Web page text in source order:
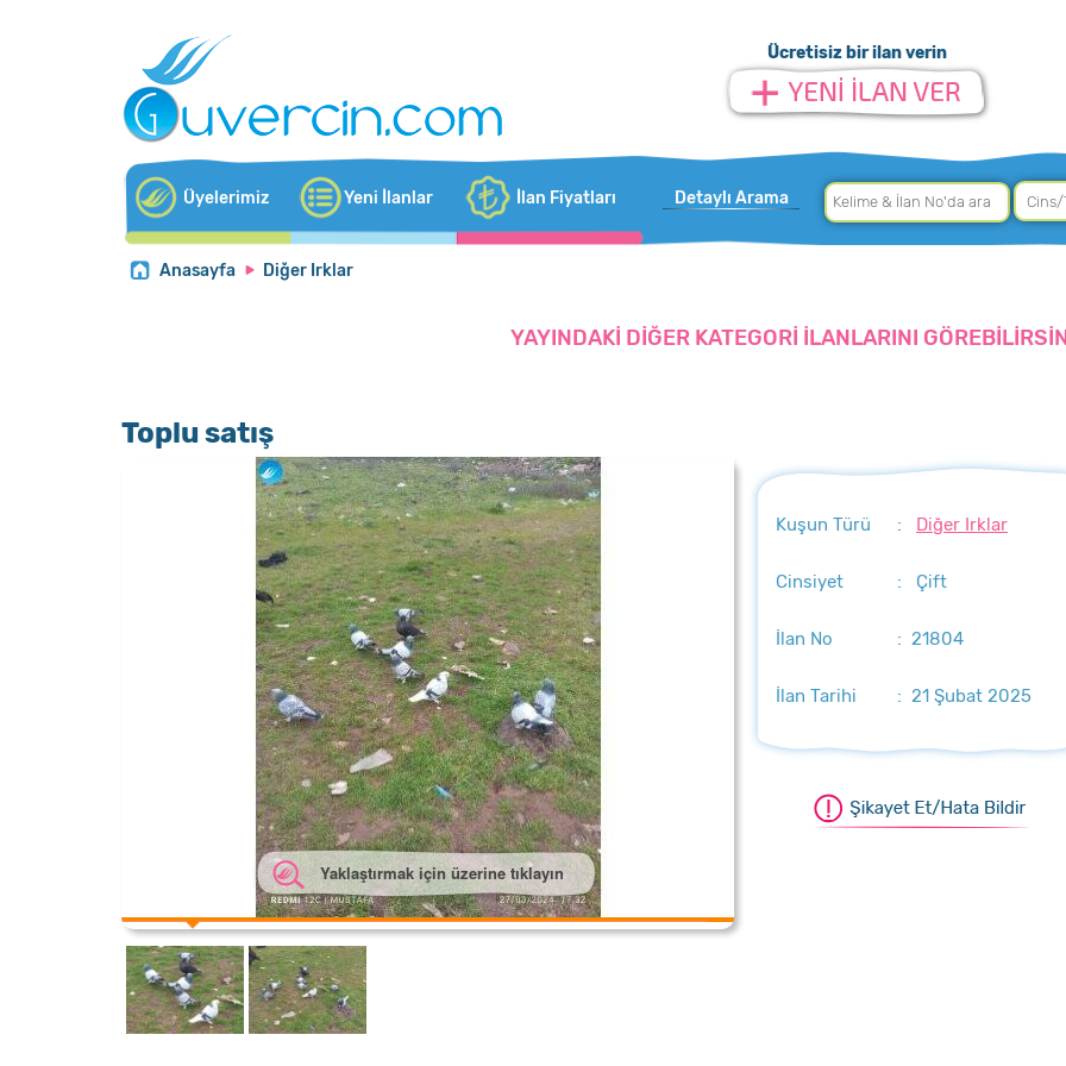
Ücretisiz bir ilan verin
Üyelerimiz Yeni İlanlar İlan Fiyatları Detaylı Arama
Anasayfa Diğer Irklar
YAYINDAKİ DİĞER KATEGORİ İLANLARINI
Toplu satış
Yaklaştırmak için üzerine tıklayın
Yaklaştırmak için üzerine tıklayın
Kuşun Türü : Diğer Irklar
Cinsiyet : Çift
İlan No : 21804
İlan Tarihi : 21 Şubat 2025